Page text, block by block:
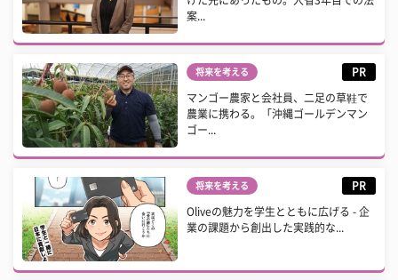
案...
将来を考える PR
マンゴー農家と会社員、二足の草鞋で
農業に携わる。「沖縄ゴールデンマン
ゴー...
将来を考える PR
Oliveの魅力を学生とともに広げる - 企
業の課題から創出した実践的な...